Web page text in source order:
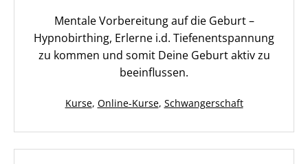
Mentale Vorbereitung auf die Geburt –
Hypnobirthing, Erlerne i.d. Tiefenentspannung
zu kommen und somit Deine Geburt aktiv zu
beeinflussen.
Kategorisiert
Kurse, Online-Kurse, Schwangerschaft